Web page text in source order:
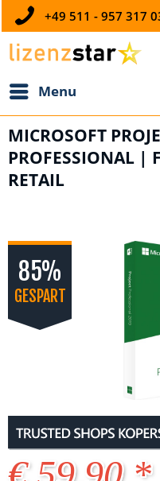
+49 511 - 957 317
Menu
MICROSOFT
PROFESSIONAL |
RETAIL
85%
GESPART